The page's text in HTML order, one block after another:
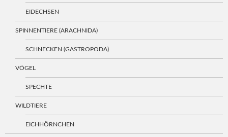
EIDECHSEN
SPINNENTIERE (ARACHNIDA)
SCHNECKEN (GASTROPODA)
VÖGEL
SPECHTE
WILDTIERE
EICHHÖRNCHEN